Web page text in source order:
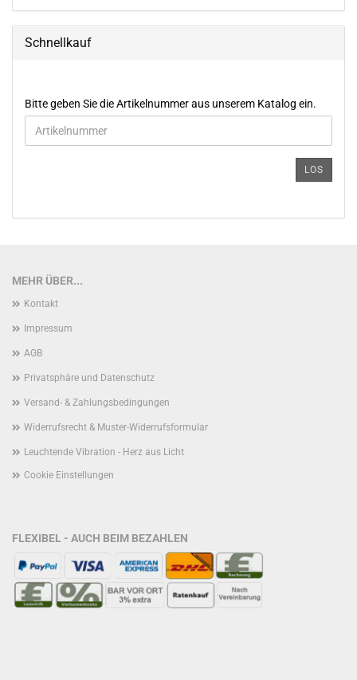
Schnellkauf
BITTE
GEBEN
SIE
Bitte geben Sie die Artikelnummer aus unserem Katalog ein.
LOS
MEHR ÜBER...
Kontakt
Impressum
AGB
Privatsphäre und Datenschutz
Versand- & Zahlungsbedingungen
Widerrufsrecht & Muster-Widerrufsformular
Leuchtende Vibration - Herz aus Licht
Cookie Einstellungen
FLEXIBEL - AUCH BEIM BEZAHLEN